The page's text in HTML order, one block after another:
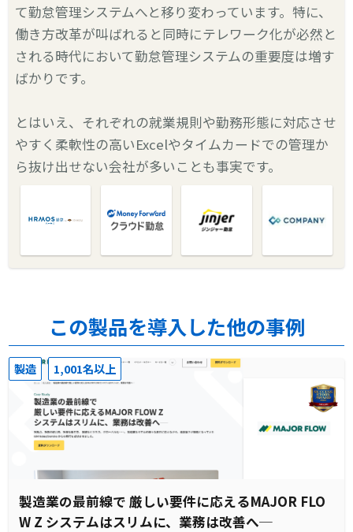
て勤怠管理システムへと移り変わっています。特に、
働き方改革が叫ばれると同時にテレワーク化が必然と
される時代において勤怠管理システムの重要度は増す
ばかりです。
とはいえ、それぞれの就業規則や勤務形態に対応させ
やすく柔軟性の高いExcelやタイムカードでの管理か
ら抜け出せない会社が多いことも事実です。
この製品を導入した他の事例
製造 1,001名以上
製造業の最前線で 厳しい要件に応えるMAJOR FLO
W Z システムはスリムに、業務は改善へ─